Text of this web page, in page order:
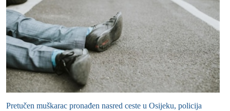
Pretučen muškarac pronađen nasred ceste u Osijeku, policija